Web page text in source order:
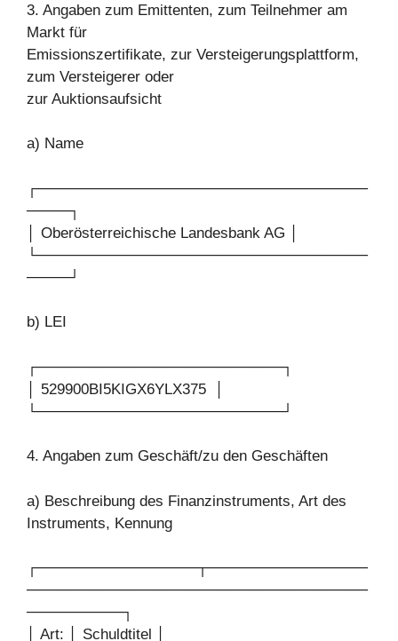
3. Angaben zum Emittenten, zum Teilnehmer am
Markt für
Emissionszertifikate, zur Versteigerungsplattform,
zum Versteigerer oder
zur Auktionsaufsicht
a) Name
┌───────────────────────────────
────┐
│ Oberösterreichische Landesbank AG │
└───────────────────────────────
────┘
b) LEI
┌───────────────────────┐
│ 529900BI5KIGX6YLX375 │
└───────────────────────┘
4. Angaben zum Geschäft/zu den Geschäften
a) Beschreibung des Finanzinstruments, Art des
Instruments, Kennung
┌───────────────┬───────────────
────────────────────────────────
─────────┐
│ Art: │ Schuldtitel │